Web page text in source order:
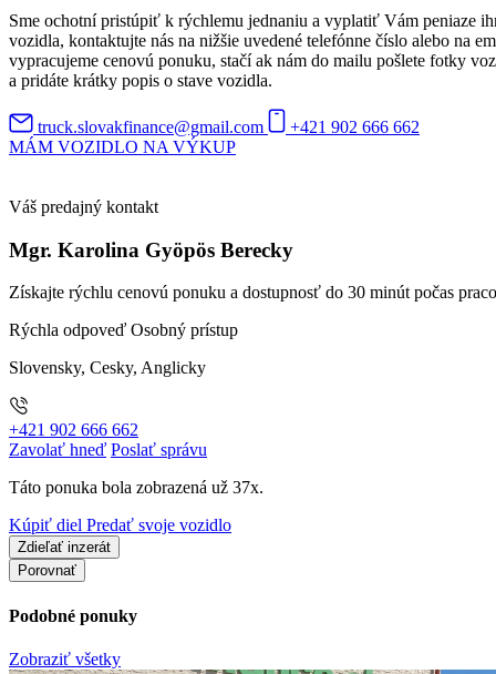
Sme ochotní pristúpiť k rýchlemu jednaniu a vyplatiť Vám peniaze
vozidla, kontaktujte nás na nižšie uvedené telefónne číslo alebo na
vypracujeme cenovú ponuku, stačí ak nám do mailu pošlete fotky
a pridáte krátky popis o stave vozidla.
truck.slovakfinance@gmail.com
+421 902 666 662
MÁM VOZIDLO NA VÝKUP
Váš predajný kontakt
Mgr. Karolina Gyöpös Berecky
Získajte rýchlu cenovú ponuku a dostupnosť do 30 minút počas
Rýchla odpoveď Osobný prístup
Slovensky, Cesky, Anglicky
+421 902 666 662
Zavolať hneď Poslať správu
Táto ponuka bola zobrazená už 37x.
Kúpiť diel Predať svoje vozidlo
Zdieľať inzerát
Porovnať
Podobné ponuky
Zobraziť všetky